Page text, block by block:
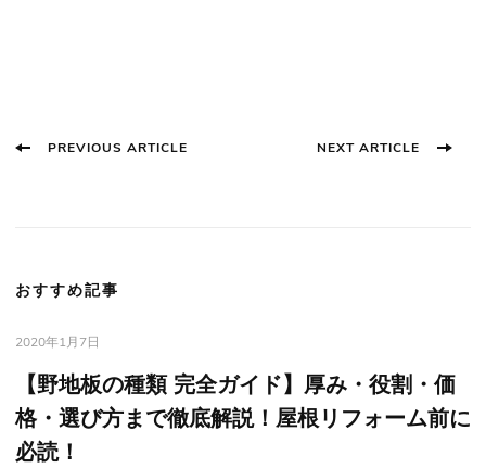
PostPREVIOUS ARTICLE NEXT ARTICLE
おすすめ記事
2020年1月7日
【野地板の種類 完全ガイド】厚み・役割・価
格・選び方まで徹底解説！屋根リフォーム前に
必読！